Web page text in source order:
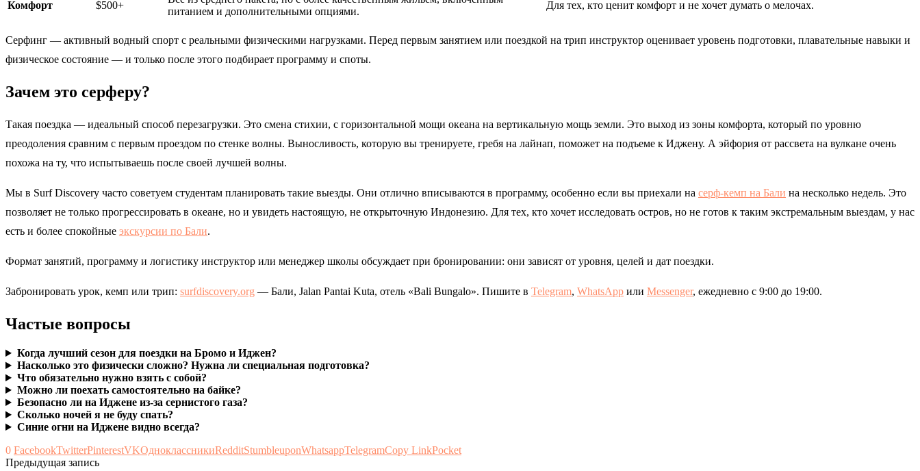
Комфорт
$500+
питанием и дополнительными опциями.
Для тех, кто ценит комфорт и не хочет думать о мелочах.
Серфинг — активный водный спорт с реальными физическими нагрузками. Перед первым занятием или поездкой на трип инструктор оценивает уровень подготовки, плавательные навыки и
физическое состояние — и только после этого подбирает программу и споты.
Зачем это серферу?
Такая поездка — идеальный способ перезагрузки. Это смена стихии, с горизонтальной мощи океана на вертикальную мощь земли. Это выход из зоны комфорта, который по уровню
преодоления сравним с первым проездом по стенке волны. Выносливость, которую вы тренируете, гребя на лайнап, поможет на подъеме к Иджену. А эйфория от рассвета на вулкане очень
похожа на ту, что испытываешь после своей лучшей волны.
Мы в Surf Discovery часто советуем студентам планировать такие выезды. Они отлично вписываются в программу, особенно если вы приехали на серф-кемп на Бали на несколько недель. Это
позволяет не только прогрессировать в океане, но и увидеть настоящую, не открыточную Индонезию. Для тех, кто хочет исследовать остров, но не готов к таким экстремальным выездам, у нас
есть и более спокойные экскурсии по Бали.
Формат занятий, программу и логистику инструктор или менеджер школы обсуждает при бронировании: они зависят от уровня, целей и дат поездки.
Забронировать урок, кемп или трип: surfdiscovery.org — Бали, Jalan Pantai Kuta, отель «Bali Bungalo». Пишите в Telegram, WhatsApp или Messenger, ежедневно с 9:00 до 19:00.
Частые вопросы
Когда лучший сезон для поездки на Бромо и Иджен?
Насколько это физически сложно? Нужна ли специальная подготовка?
Что обязательно нужно взять с собой?
Можно ли поехать самостоятельно на байке?
Безопасно ли на Иджене из-за сернистого газа?
Сколько ночей я не буду спать?
Синие огни на Иджене видно всегда?
0 FacebookTwitterPinterestVKОдноклассникиRedditStumbleuponWhatsappTelegramCopy LinkPocket
Предыдущая запись